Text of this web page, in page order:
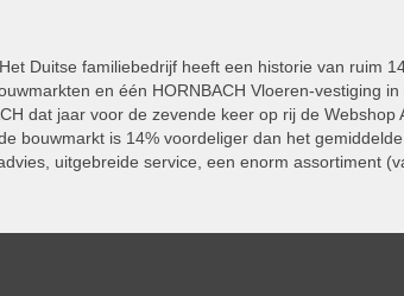
Duitse familiebedrijf heeft een historie van ruim
en één HORNBACH Vloeren-vestiging
dat jaar voor de zevende keer op rij de Webshop
bouwmarkt is 14% voordeliger dan het
uitgebreide service, een enorm assortiment